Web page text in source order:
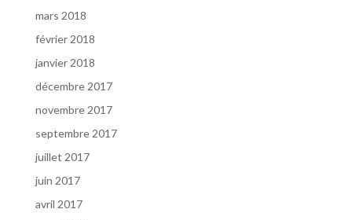
mars 2018
février 2018
janvier 2018
décembre 2017
novembre 2017
septembre 2017
juillet 2017
juin 2017
avril 2017